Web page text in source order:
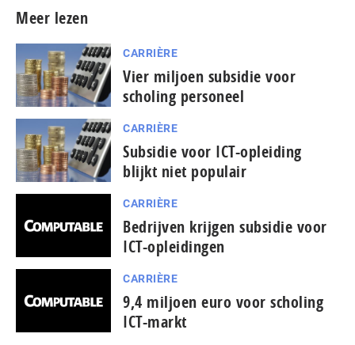
Meer lezen
CARRIÈRE
Vier miljoen subsidie voor
scholing personeel
CARRIÈRE
Subsidie voor ICT-opleiding
blijkt niet populair
CARRIÈRE
Bedrijven krijgen subsidie voor
ICT-opleidingen
CARRIÈRE
9,4 miljoen euro voor scholing
ICT-markt